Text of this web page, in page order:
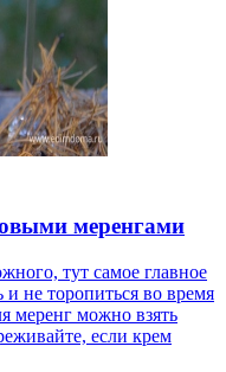
меренгами
тут самое главное
и не торопиться во время
меренг можно взять
если крем